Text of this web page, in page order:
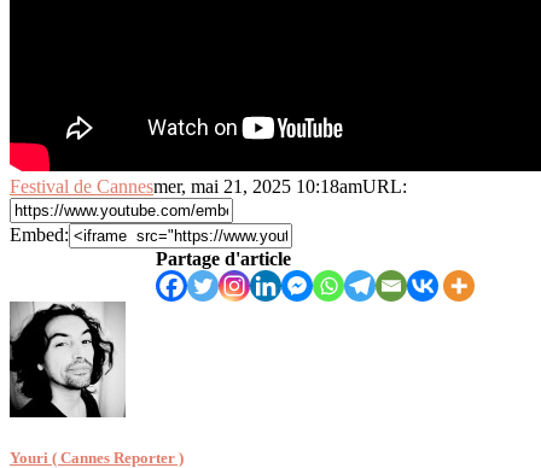
Festival de Cannesmer, mai 21, 2025 10:18amURL:
Embed:
Partage d'article
Youri ( Cannes Reporter )